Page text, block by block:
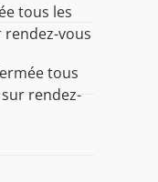
tous les
vous
tous
rendez-